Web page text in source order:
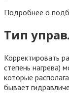
Подробнее о
Тип
Корректировать
степень нагрева)
которые
бывает